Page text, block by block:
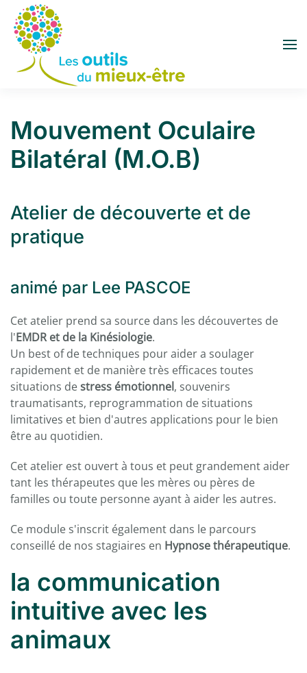
Accéder au contenu principal
Mouvement Oculaire
Bilatéral (M.O.B)
Atelier de découverte et de
pratique
animé par Lee PASCOE
Cet atelier prend sa source dans les découvertes de
l'EMDR et de la Kinésiologie.
Un best of de techniques pour aider a soulager
rapidement et de manière très efficaces toutes
situations destress émotionnel, souvenirs
traumatisants, reprogrammation de situations
limitatives et bien d'autres applications pour le bien
être au quotidien.
Cet atelier est ouvert à tous et peut grandement aider
tant les thérapeutes que les mères ou pères de
familles ou toute personne ayant à aider les autres.
Ce module s'inscrit également dans le parcours
conseillé de nos stagiaires en Hypnose thérapeutique.
la communication
intuitive avec les
animaux